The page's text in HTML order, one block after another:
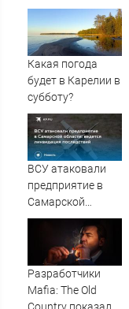
авантюры в
Закавказье,
заявил МИД
Какая погода
будет в Карелии в
субботу?
ВСУ атаковали
предприятие в
Самарской
области: ведется
ликвидация
последствий
Разработчики
Mafia: The Old